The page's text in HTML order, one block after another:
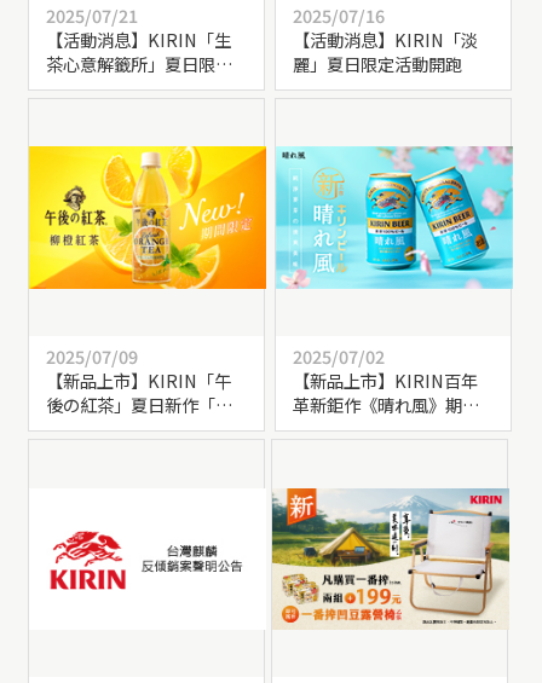
2025/07/21
【活動消息】KIRIN「生
茶心意解籤所」夏日限定
登場
2025/07/16
【活動消息】KIRIN「淡
麗」夏日限定活動開跑
2025/07/09
【新品上市】KIRIN「午
後の紅茶」夏日新作「柳
橙紅茶」期間限定登場
2025/07/02
【新品上市】KIRIN百年
革新鉅作《晴れ風》期間
限定上市